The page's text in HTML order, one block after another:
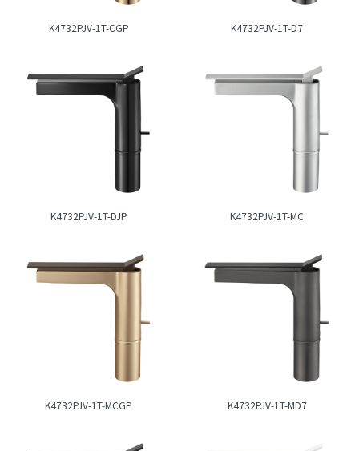
K4732PJV-1T-CGP K4732PJV-1T-D7
K4732PJV-1T-DJP K4732PJV-1T-MC
K4732PJV-1T-MCGP K4732PJV-1T-MD7